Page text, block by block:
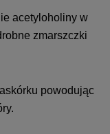
acetyloholiny w
zmarszczki
powodując